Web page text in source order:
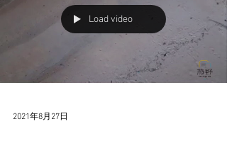
Load video
2021年8月27日